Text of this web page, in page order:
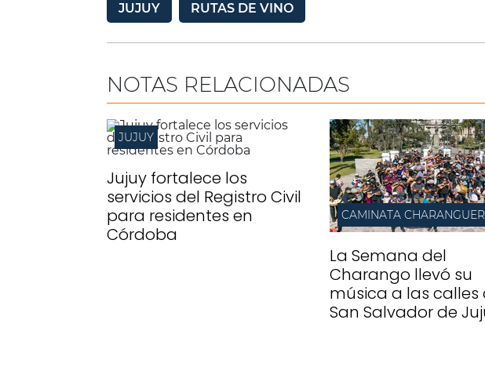
JUJUY RUTAS DE VINO
NOTAS RELACIONADAS
JUJUY
Jujuy fortalece los
servicios del Registro Civil
para residentes en
Córdoba
CAMINATA
La Semana del
Charango llevó su
música a las calles
San Salvador de